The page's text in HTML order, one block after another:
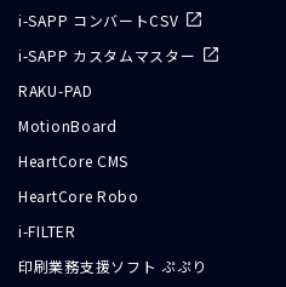
i-SAPP コンバートCSV
i-SAPP カスタムマスター
RAKU-PAD
MotionBoard
HeartCore CMS
HeartCore Robo
i-FILTER
印刷業務支援ソフト ぷぷり